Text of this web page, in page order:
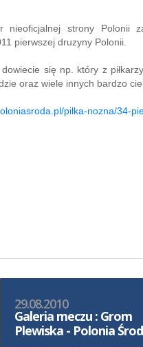
strony Polonii
pierwszej druzyny Polonii.
się np. który z
oraz wiele innych bardzo
pilka-nozna/34-
29.08.2010
Galeria meczu : Grom
Plewiska - Polonia